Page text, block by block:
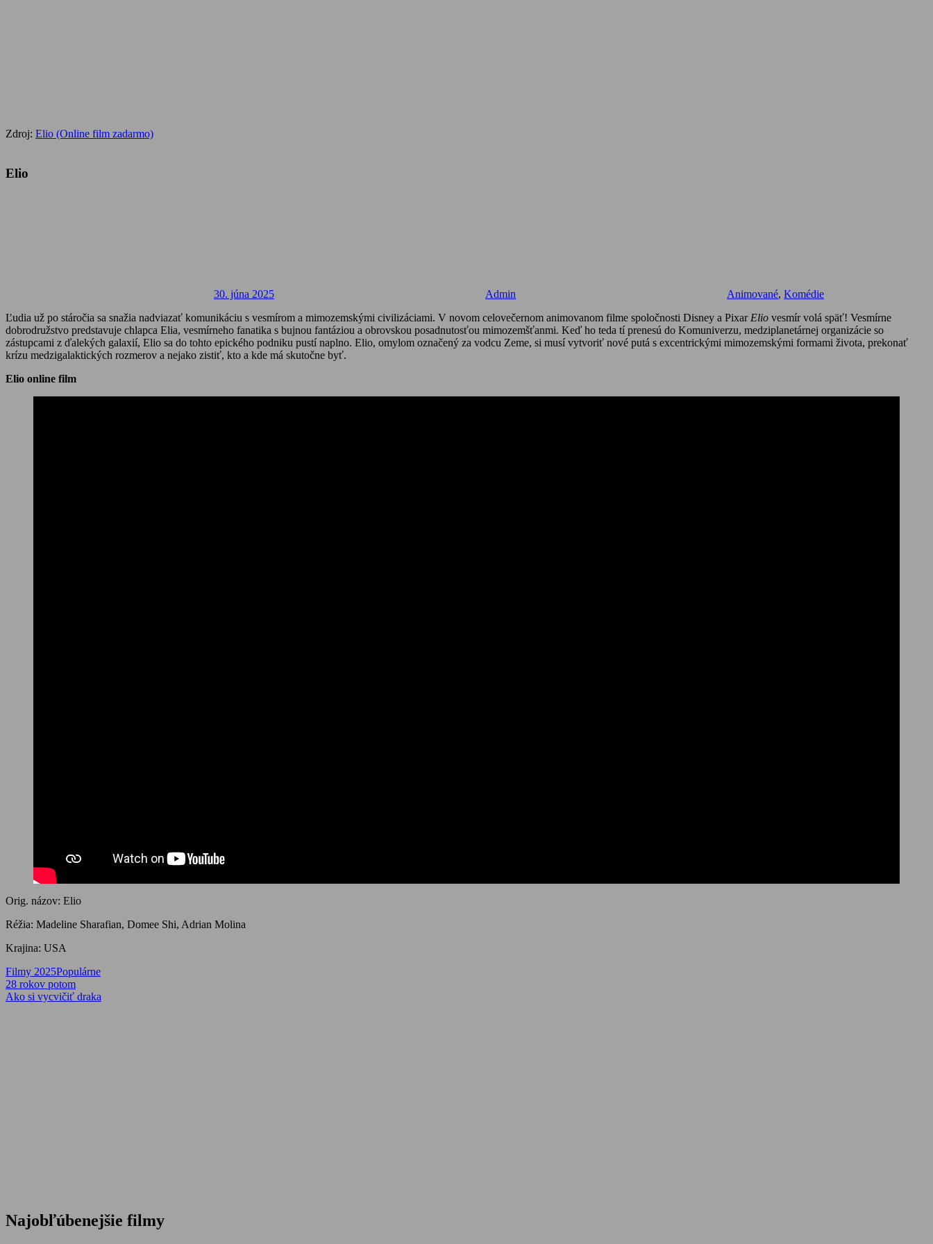
Zdroj: Elio (Online film zadarmo)
Elio
30. júna 2025 Admin Animované, Komédie
Ľudia už po stáročia sa snažia nadviazať komunikáciu s vesmírom a mimozemskými civilizáciami. V novom celovečernom animovanom filme spoločnosti Disney a PixarElio vesmír volá späť! Vesmírne
dobrodružstvo predstavuje chlapca Elia, vesmírneho fanatika s bujnou fantáziou a obrovskou posadnutosťou mimozemšťanmi. Keď ho teda tí prenesú do Komuniverzu, medziplanetárnej organizácie so
zástupcami z ďalekých galaxií, Elio sa do tohto epického podniku pustí naplno. Elio, omylom označený za vodcu Zeme, si musí vytvoriť nové putá s excentrickými mimozemskými formami života, prekonať
krízu medzigalaktických rozmerov a nejako zistiť, kto a kde má skutočne byť.
Elio online film
Orig. názov: Elio
Réžia: Madeline Sharafian, Domee Shi, Adrian Molina
Krajina: USA
Filmy 2025Populárne
Navigácia
v
Previous
Post:
28 rokov potom
Next
Ako si vycvičiť draka
Najobľúbenejšie filmy